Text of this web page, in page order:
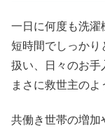
一日に何度も洗濯
短時間でしっかり
扱い、日々のお手
まさに救世主のよ
共働き世帯の増加